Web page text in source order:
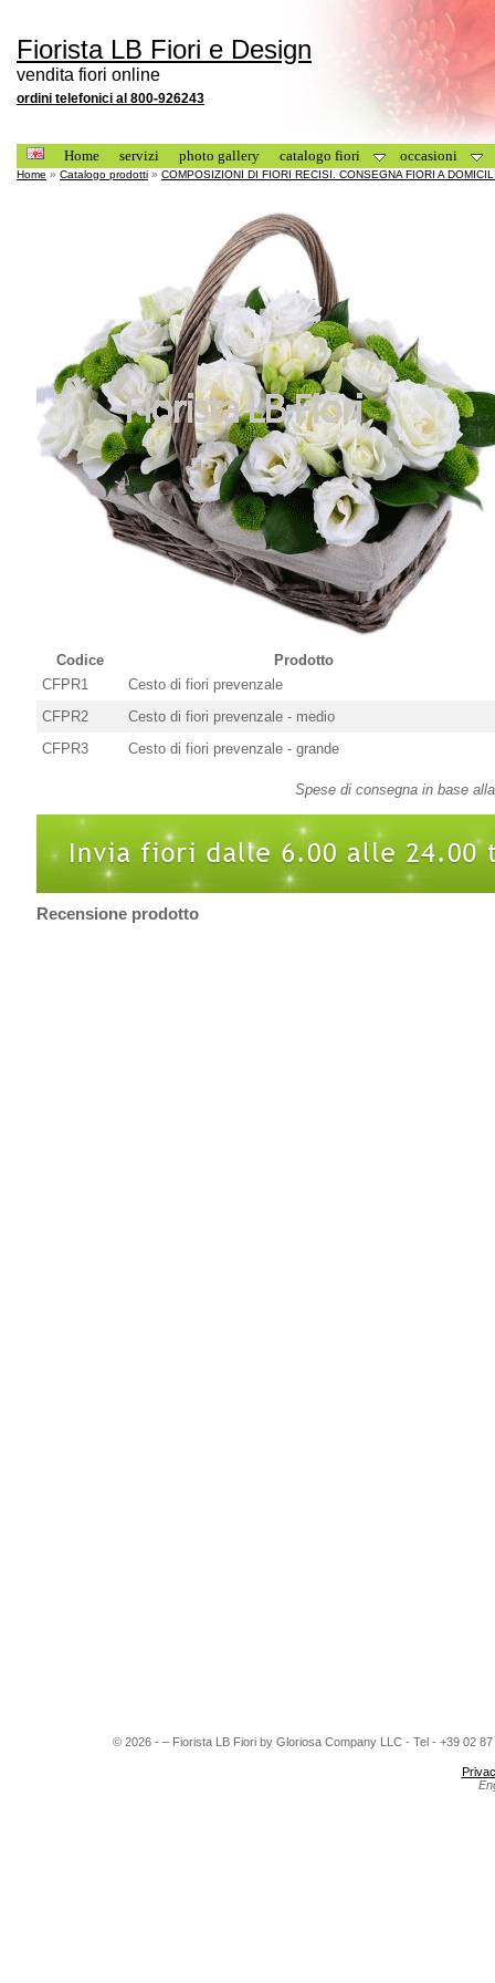
Fiorista LB Fiori e Design
vendita fiori online
ordini telefonici al 800-926243
Home servizi photo gallery catalogo fiori occasioni
Home » Catalogo prodotti » COMPOSIZIONI DI FIORI RECISI. CONSEGNA FIORI A
Codice
Prodotto
CFPR1
Cesto di fiori prevenzale
CFPR2
Cesto di fiori prevenzale - medio
CFPR3
Cesto di fiori prevenzale - grande
Spese di consegna in base
Recensione prodotto
© 2026 - – Fiorista LB Fiori by Gloriosa Company LLC - Tel - +39 02